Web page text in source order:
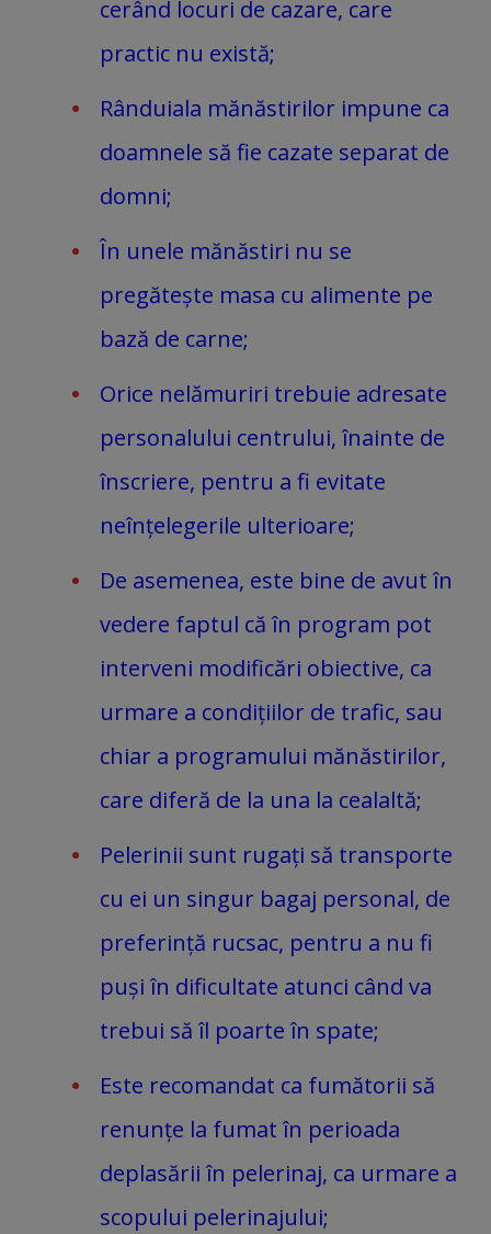
cerând locuri de cazare, care
practic nu există;
Rânduiala mănăstirilor impune ca
doamnele să fie cazate separat de
domni;
În unele mănăstiri nu se
pregătește masa cu alimente pe
bază de carne;
Orice nelămuriri trebuie adresate
personalului centrului, înainte de
înscriere, pentru a fi evitate
neînțelegerile ulterioare;
De asemenea, este bine de avut în
vedere faptul că în program pot
interveni modificări obiective, ca
urmare a condițiilor de trafic, sau
chiar a programului mănăstirilor,
care diferă de la una la cealaltă;
Pelerinii sunt rugați să transporte
cu ei un singur bagaj personal, de
preferință rucsac, pentru a nu fi
puși în dificultate atunci când va
trebui să îl poarte în spate;
Este recomandat ca fumătorii să
renunțe la fumat în perioada
deplasării în pelerinaj, ca urmare a
scopului pelerinajului;